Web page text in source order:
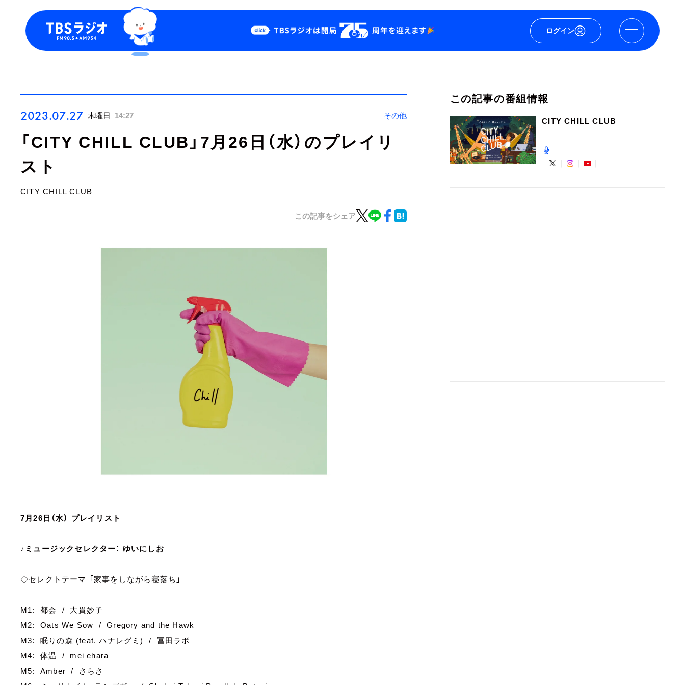
ログイン
お知らせ
会社情報
2023.07.27 木曜日 14:27 その他
「CITY CHILL CLUB」7月26日（水）のプレイリ
スト
CITY CHILL CLUB
この記事をシェア
7月26日（水） プレイリスト
♪ミュージックセレクター： ゆいにしお
◇セレクトテーマ 「家事をしながら寝落ち」
M1: 都会 / 大貫妙子
M2: Oats We Sow / Gregory and the Hawk
M3: 眠りの森 (feat. ハナレグミ) / 冨田ラボ
M4: 体温 / mei ehara
M5: Amber / さらさ
この記事の番組情報
CITY CHILL CLUB